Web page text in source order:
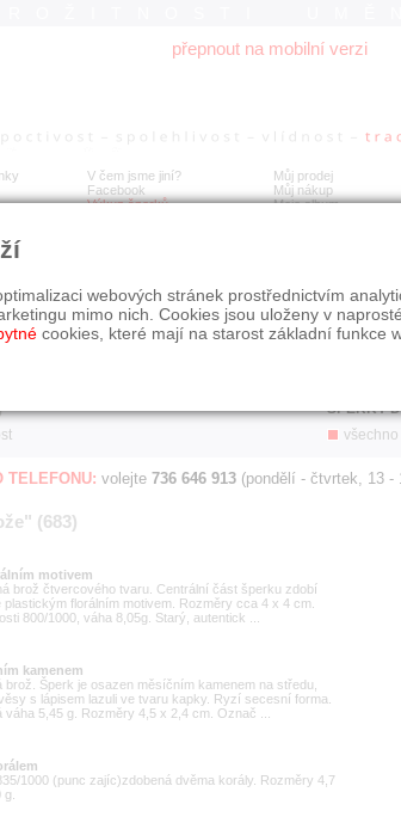
přepnout na mobilní verzi
V čem jsme jiní?
Facebook
Výkup šperků
Můj prodej
Můj nákup
Moje album
OBDOBÍ
STÁŘÍ NABÍDKY
všechno
jen poslední den
ŘAZENÍ
podle
ŠPERKY
všechno
TELEFONU: volejte 736 646 913 (pondělí - čtvrtek, 13 -
(683)
motivem
brož čtvercového tvaru. Centrální část šperku zdobí
florálním motivem. Rozměry cca 4 x 4 cm.
800/1000, váha 8,05g. Starý, autentick ...
kamenem
Šperk je osazen měsíčním kamenem na středu,
s lápisem lazuli ve tvaru kapky. Ryzí secesní forma.
5,45 g. Rozměry 4,5 x 2,4 cm. Označ ...
1000 (punc zajíc)zdobená dvěma korály. Rozměry 4,7
webových stránek prostřednictvím
mimo nich. Cookies jsou uloženy v
cookies, které mají na starost základní funkce